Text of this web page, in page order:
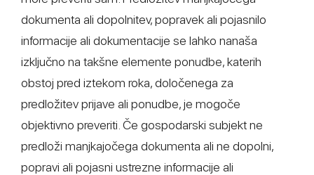
dokumenta ali dopolnitev, popravek ali pojasnilo
informacije ali dokumentacije se lahko nanaša
izključno na takšne elemente ponudbe, katerih
obstoj pred iztekom roka, določenega za
predložitev prijave ali ponudbe, je mogoče
objektivno preveriti. Če gospodarski subjekt ne
predloži manjkajočega dokumenta ali ne dopolni,
popravi ali pojasni ustrezne informacije ali